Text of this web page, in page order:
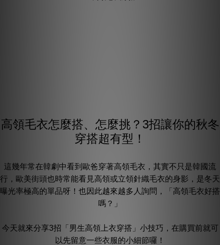
高領毛衣怎麼搭、怎麼挑？3招讓你的秋冬
穿搭超有型！
這幾年常在韓劇中看到歐爸穿著高領毛衣，其實不只是韓國流
行，歐美街頭也時常能看見高領或立領針織毛衣的身影，是冬天
曝光率極高的單品呀！也因此越來越多人詢問，「高領毛衣好搭
嗎？」
今天就來分享3招「男生高領上衣穿搭」小技巧，在購買前就可
以先留意一些衣服的小細節囉！